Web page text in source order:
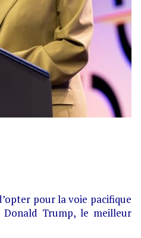
pour la voie pacifique
Trump, le meilleur